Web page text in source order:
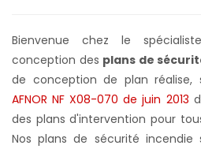
Bienvenue chez le
conception des plans de
de conception de plan réalise,
AFNOR NF X08-070 de juin 2013
des plans d'intervention pour
Nos plans de sécurité